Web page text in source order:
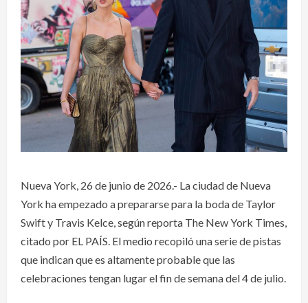
Nueva York, 26 de junio de 2026.- La ciudad de Nueva
York ha empezado a prepararse para la boda de Taylor
Swift y Travis Kelce, según reporta The New York Times,
citado por EL PAÍS. El medio recopiló una serie de pistas
que indican que es altamente probable que las
celebraciones tengan lugar el fin de semana del 4 de julio.